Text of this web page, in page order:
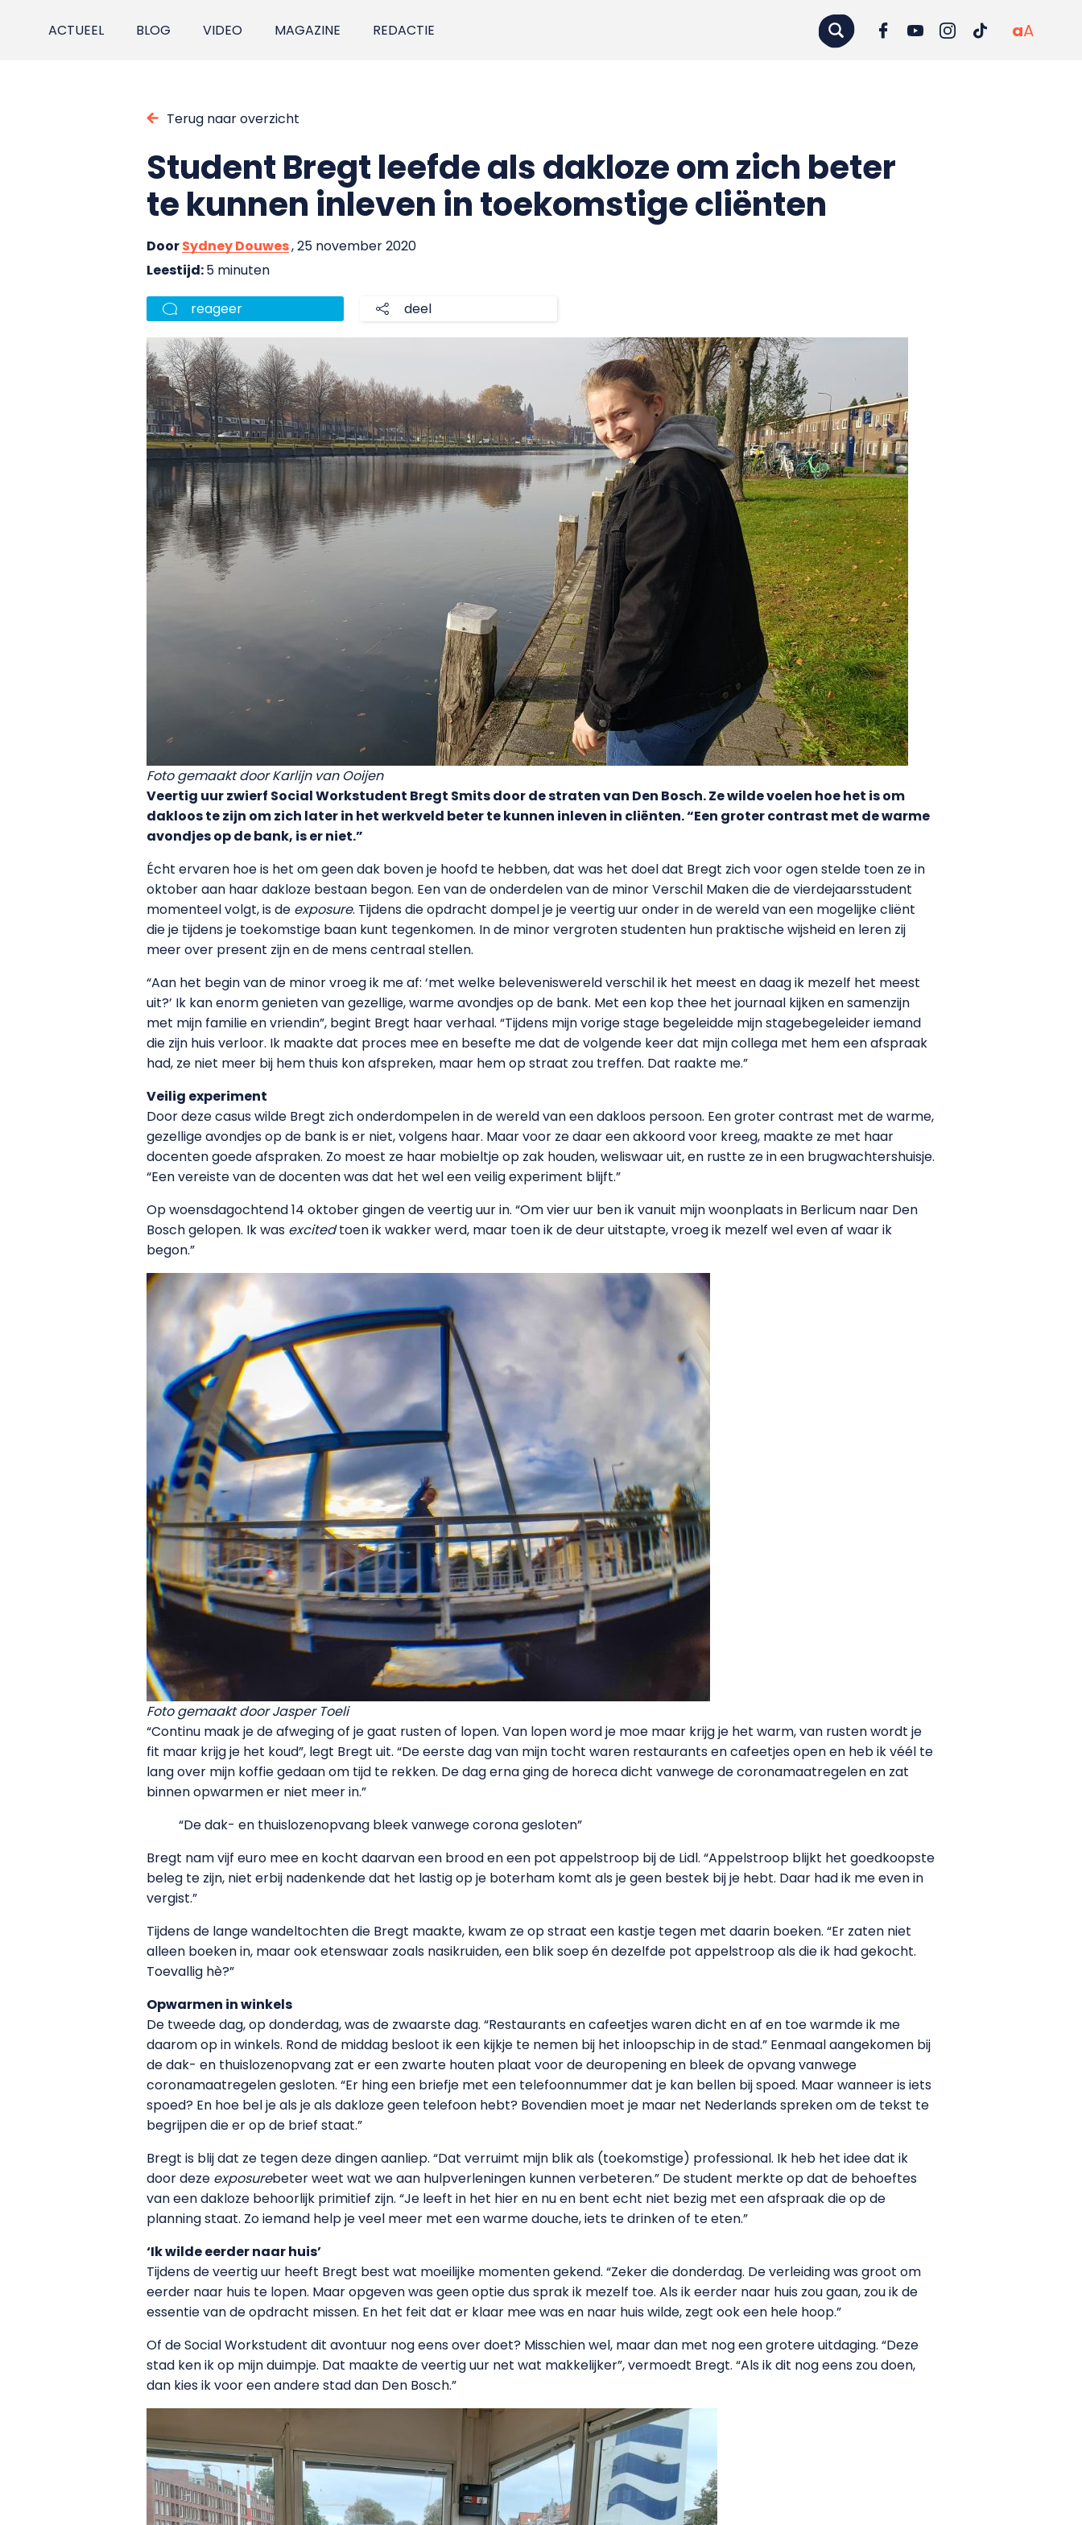
ACTUEEL BLOG VIDEO MAGAZINE REDACTIE aA
Terug naar overzicht
Student Bregt leefde als dakloze om zich beter
te kunnen inleven in toekomstige cliënten
DoorSydney Douwes, 25 november 2020
Leestijd:5 minuten
reageer deel
Foto gemaakt door Karlijn van Ooijen
Veertig uur zwierf Social Workstudent Bregt Smits door de straten van Den Bosch. Ze wilde voelen hoe het is om
dakloos te zijn om zich later in het werkveld beter te kunnen inleven in cliënten. “Een groter contrast met de warme
avondjes op de bank, is er niet.”
Écht ervaren hoe is het om geen dak boven je hoofd te hebben, dat was het doel dat Bregt zich voor ogen stelde toen ze in
oktober aan haar dakloze bestaan begon. Een van de onderdelen van de minor Verschil Maken die de vierdejaarsstudent
momenteel volgt, is de exposure. Tijdens die opdracht dompel je je veertig uur onder in de wereld van een mogelijke cliënt
die je tijdens je toekomstige baan kunt tegenkomen. In de minor vergroten studenten hun praktische wijsheid en leren zij
meer over present zijn en de mens centraal stellen.
“Aan het begin van de minor vroeg ik me af: ‘met welke beleveniswereld verschil ik het meest en daag ik mezelf het meest
uit?’ Ik kan enorm genieten van gezellige, warme avondjes op de bank. Met een kop thee het journaal kijken en samenzijn
met mijn familie en vriendin”, begint Bregt haar verhaal. “Tijdens mijn vorige stage begeleidde mijn stagebegeleider iemand
die zijn huis verloor. Ik maakte dat proces mee en besefte me dat de volgende keer dat mijn collega met hem een afspraak
had, ze niet meer bij hem thuis kon afspreken, maar hem op straat zou treffen. Dat raakte me.”
Veilig experiment
Door deze casus wilde Bregt zich onderdompelen in de wereld van een dakloos persoon. Een groter contrast met de warme,
gezellige avondjes op de bank is er niet, volgens haar. Maar voor ze daar een akkoord voor kreeg, maakte ze met haar
docenten goede afspraken. Zo moest ze haar mobieltje op zak houden, weliswaar uit, en rustte ze in een brugwachtershuisje.
“Een vereiste van de docenten was dat het wel een veilig experiment blijft.”
Op woensdagochtend 14 oktober gingen de veertig uur in. “Om vier uur ben ik vanuit mijn woonplaats in Berlicum naar Den
Bosch gelopen. Ik was excitedtoen ik wakker werd, maar toen ik de deur uitstapte, vroeg ik mezelf wel even af waar ik
begon.”
Foto gemaakt door Jasper Toeli
“Continu maak je de afweging of je gaat rusten of lopen. Van lopen word je moe maar krijg je het warm, van rusten wordt je
fit maar krijg je het koud”, legt Bregt uit. “De eerste dag van mijn tocht waren restaurants en cafeetjes open en heb ik véél te
lang over mijn koffie gedaan om tijd te rekken. De dag erna ging de horeca dicht vanwege de coronamaatregelen en zat
binnen opwarmen er niet meer in.”
“De dak- en thuislozenopvang bleek vanwege corona gesloten”
Bregt nam vijf euro mee en kocht daarvan een brood en een pot appelstroop bij de Lidl. “Appelstroop blijkt het goedkoopste
beleg te zijn, niet erbij nadenkende dat het lastig op je boterham komt als je geen bestek bij je hebt. Daar had ik me even in
vergist.”
Tijdens de lange wandeltochten die Bregt maakte, kwam ze op straat een kastje tegen met daarin boeken. “Er zaten niet
alleen boeken in, maar ook etenswaar zoals nasikruiden, een blik soep én dezelfde pot appelstroop als die ik had gekocht.
Toevallig hè?”
Opwarmen in winkels
De tweede dag, op donderdag, was de zwaarste dag. “Restaurants en cafeetjes waren dicht en af en toe warmde ik me
daarom op in winkels. Rond de middag besloot ik een kijkje te nemen bij het inloopschip in de stad.” Eenmaal aangekomen bij
de dak- en thuislozenopvang zat er een zwarte houten plaat voor de deuropening en bleek de opvang vanwege
coronamaatregelen gesloten. “Er hing een briefje met een telefoonnummer dat je kan bellen bij spoed. Maar wanneer is iets
spoed? En hoe bel je als je als dakloze geen telefoon hebt? Bovendien moet je maar net Nederlands spreken om de tekst te
begrijpen die er op de brief staat.”
Bregt is blij dat ze tegen deze dingen aanliep. “Dat verruimt mijn blik als (toekomstige) professional. Ik heb het idee dat ik
door deze exposurebeter weet wat we aan hulpverleningen kunnen verbeteren.” De student merkte op dat de behoeftes
van een dakloze behoorlijk primitief zijn. “Je leeft in het hier en nu en bent echt niet bezig met een afspraak die op de
planning staat. Zo iemand help je veel meer met een warme douche, iets te drinken of te eten.”
‘Ik wilde eerder naar huis’
Tijdens de veertig uur heeft Bregt best wat moeilijke momenten gekend. “Zeker die donderdag. De verleiding was groot om
eerder naar huis te lopen. Maar opgeven was geen optie dus sprak ik mezelf toe. Als ik eerder naar huis zou gaan, zou ik de
essentie van de opdracht missen. En het feit dat er klaar mee was en naar huis wilde, zegt ook een hele hoop.”
Of de Social Workstudent dit avontuur nog eens over doet? Misschien wel, maar dan met nog een grotere uitdaging. “Deze
stad ken ik op mijn duimpje. Dat maakte de veertig uur net wat makkelijker”, vermoedt Bregt. “Als ik dit nog eens zou doen,
dan kies ik voor een andere stad dan Den Bosch.”